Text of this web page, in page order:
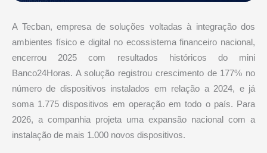
A Tecban, empresa de soluções voltadas à integração dos
ambientes físico e digital no ecossistema financeiro nacional,
encerrou 2025 com resultados históricos do mini
Banco24Horas. A solução registrou crescimento de 177% no
número de dispositivos instalados em relação a 2024, e já
soma 1.775 dispositivos em operação em todo o país. Para
2026, a companhia projeta uma expansão nacional com a
instalação de mais 1.000 novos dispositivos.